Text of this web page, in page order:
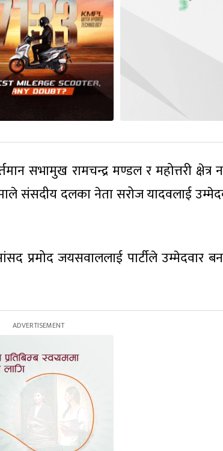
सभामुख रामचन्द्र मण्डल र महोत्तरी क्षेत्र
संसदीय दलका नेता सरोज यादवलाई
प्रमोद जयसवाललाई पार्टीले उम्मेदवार